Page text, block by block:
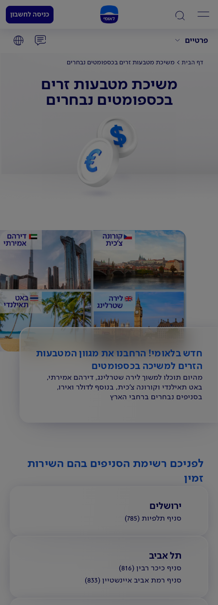
פרטיים
כניסה לחשבון
דף הבית משיכת מטבעות זרים בכספומטים נבחרים
משיכת מטבעות זרים
בכספומטים נבחרים
חדש בלאומי! הרחבנו את מגוון המטבעות
הזרים למשיכה בכספומטים
מהיום תוכלו למשוך לירה שטרלינג, דירהם אמירתי,
באט תאילנדי וקורונה צ'כית, בנוסף לדולר ואירו,
בסניפים נבחרים ברחבי הארץ
לפניכם רשימת הסניפים בהם השירות
זמין
ירושלים
סניף תלפיות (785)
תל אביב
סניף כיכר רבין (816)
סניף רמת אביב איינשטיין (833)